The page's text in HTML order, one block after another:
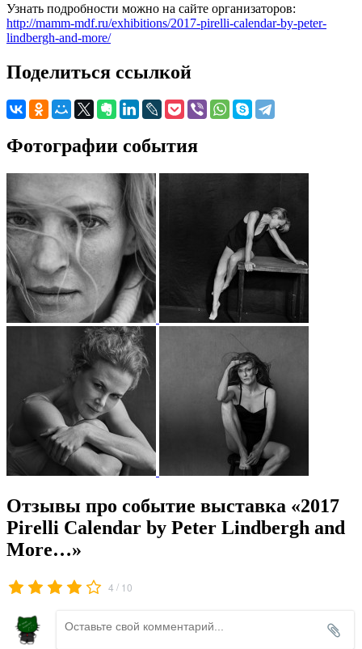
Узнать подробности можно на сайте организаторов:
http://mamm-mdf.ru/exhibitions/2017-pirelli-calendar-by-peter-
lindbergh-and-more/
Поделиться ссылкой
Фотографии события
Отзывы про событие выставка «2017
Pirelli Calendar by Peter Lindbergh and
More…»
4 / 10